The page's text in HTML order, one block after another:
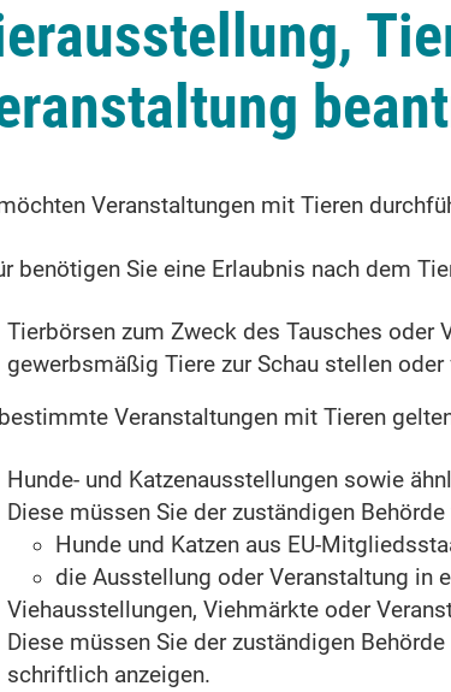
Veranstaltungen mit Tieren
benötigen Sie eine Erlaubnis nach dem
Tierbörsen zum Zweck des Tausches oder
gewerbsmäßig Tiere zur Schau stellen
Veranstaltungen mit Tieren
Hunde- und Katzenausstellungen sowie
Diese müssen Sie der zuständigen
Hunde und Katzen aus EU-
die Ausstellung oder Veranstaltung in
Viehausstellungen, Viehmärkte oder
Diese müssen Sie der zuständigen
schriftlich anzeigen.